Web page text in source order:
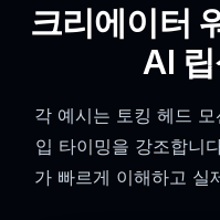
크리에이터
AI
각 예시는 토킹 헤드
입 타이밍을 강조합니
가 빠르게 이해하고 실